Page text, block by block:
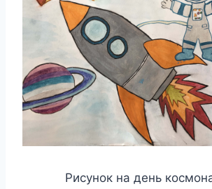
Рисунок на день